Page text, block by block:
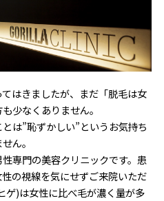
はきましたが、まだ「脱毛は女
少なくありません。
は”恥ずかしい”というお気持ち
ん。
専門の美容クリニックです。患
の視線を気にせずご来院いただ
ゲ)は女性に比べ毛が濃く量が多